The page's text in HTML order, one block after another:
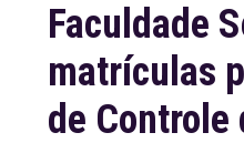
Faculdade
matrículas
de Controle